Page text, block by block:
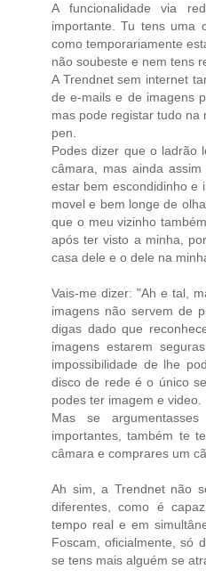
A funcionalidade via
importante. Tu tens uma
como temporariamente
não soubeste e nem tens
A Trendnet sem internet
de e-mails e de imagens
mas pode registar tudo na
pen.
Podes dizer que o ladrão
câmara, mas ainda
estar bem escondidinho e
movel e bem longe de
que o meu vizinho
após ter visto a minha,
casa dele e o dele na
Vais-me dizer: "Ah e tal,
imagens não servem de
digas dado que
imagens estarem
impossibilidade de lhe
disco de rede é o único
podes ter imagem e video.
Mas se
importantes, também te
câmara e comprares um
Ah sim, a Trendnet não
diferentes, como é
tempo real e em
Foscam, oficialmente, só
se tens mais alguém se